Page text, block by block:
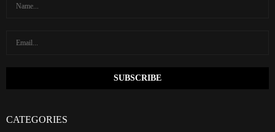
CATEGORIES